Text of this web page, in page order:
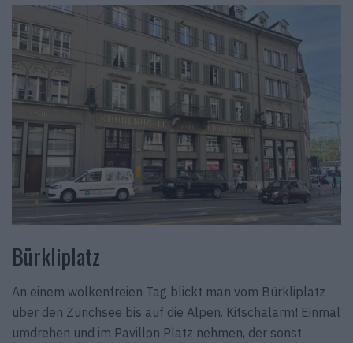
Bürkliplatz
An einem wolkenfreien Tag blickt man vom Bürkliplatz
über den Zürichsee bis auf die Alpen. Kitschalarm! Einmal
umdrehen und im Pavillon Platz nehmen, der sonst